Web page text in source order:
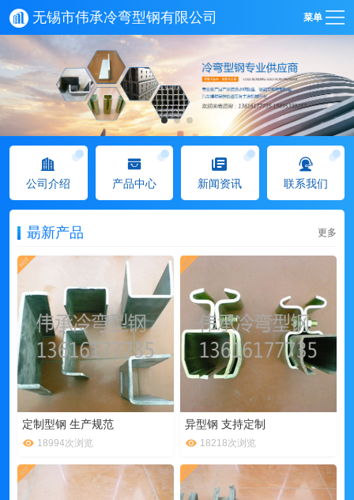
无锡市伟承冷弯型钢有限公司 菜单
公司介绍 产品中心 新闻资讯 联系我们
朂新产品 更多
定制型钢 生产规范
18994次浏览
异型钢 支持定制
18218次浏览